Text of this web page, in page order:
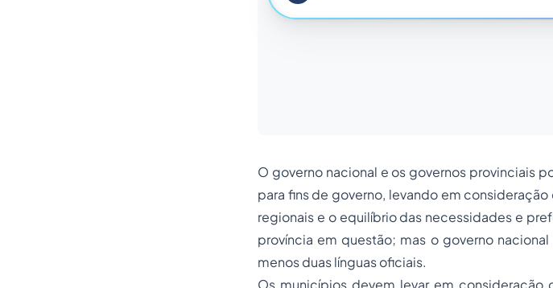
O governo nacional e os governos provinciais
para fins de governo, levando em
regionais e o equilíbrio das necessidades e
província em questão; mas o governo
menos duas línguas oficiais.
Os municípios devem levar em consideração